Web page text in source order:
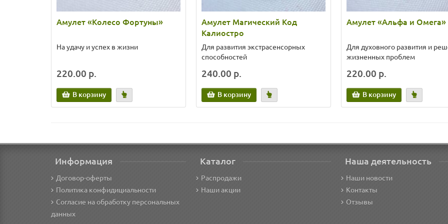
Амулет «Колесо Фортуны»
На удачу и успех в жизни
220.00 р.
В корзину
Амулет Магический Код
Калиостро
Для развития экстрасенсорных
способностей
240.00 р.
В корзину
Амулет «Альфа и Омега»
Для духовного развития и
жизненных проблем
220.00 р.
В корзину
Информация
Договор-оферты
Политика конфидициальности
Согласие на обработку персональных
данных
Каталог
Распродажи
Наши акции
Наша деятельность
Наши новости
Контакты
Отзывы